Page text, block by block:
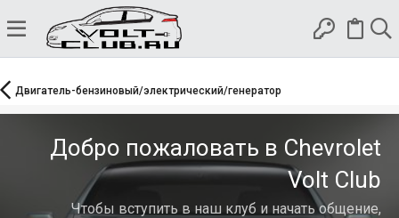
Двигатель-бензиновый/электрический/генератор
Добро пожаловать в Chevrolet
Volt Club
Чтобы вступить в наш клуб и начать общение,